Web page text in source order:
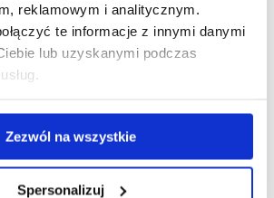
reklamowym i analitycznym.
te informacje z innymi danymi
lub uzyskanymi podczas
Zezwól na wszystkie
Spersonalizuj